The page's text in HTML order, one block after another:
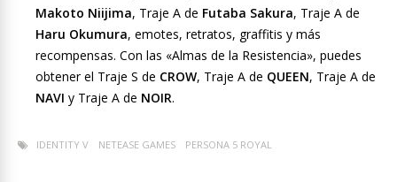
Makoto Niijima, Traje A de Futaba Sakura, Traje A de
Haru Okumura, emotes, retratos, graffitis y más
recompensas. Con las «Almas de la Resistencia», puedes
obtener el Traje S de CROW, Traje A de QUEEN, Traje A de
NAVI y Traje A de NOIR.
IDENTITY V NETEASE GAMES PERSONA 5 ROYAL